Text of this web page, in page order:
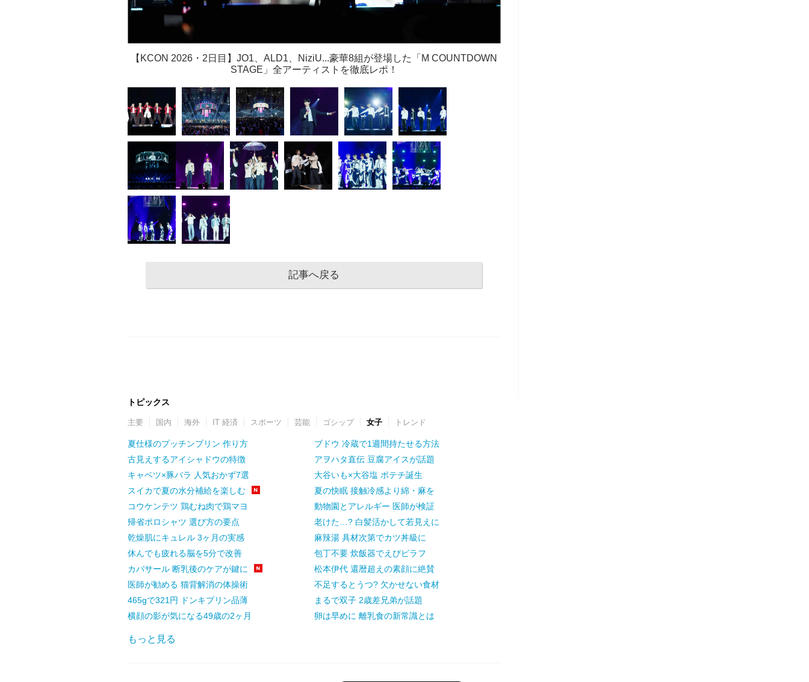
【KCON 2026・2日目】JO1、ALD1、NiziU...豪華8組が登場した「M COUNTDOWN
STAGE」全アーティストを徹底レポ！
記事へ戻る
トピックス
主要 国内 海外 IT 経済 スポーツ 芸能 ゴシップ 女子 トレンド
夏仕様のプッチンプリン 作り方
古見えするアイシャドウの特徴
キャベツ×豚バラ 人気おかず7選
スイカで夏の水分補給を楽しむ
コウケンテツ 鶏むね肉で鶏マヨ
帰省ポロシャツ 選び方の要点
乾燥肌にキュレル 3ヶ月の実感
休んでも疲れる脳を5分で改善
カバサール 断乳後のケアが鍵に
医師が勧める 猫背解消の体操術
465gで321円 ドンキプリン品薄
横顔の影が気になる49歳の2ヶ月
ブドウ 冷蔵で1週間持たせる方法
アヲハタ直伝 豆腐アイスが話題
大谷いも×大谷塩 ポテチ誕生
夏の快眠 接触冷感より綿・麻を
動物園とアレルギー 医師が検証
老けた…? 白髪活かして若見えに
麻辣湯 具材次第でカツ丼級に
包丁不要 炊飯器でえびピラフ
松本伊代 還暦超えの素顔に絶賛
不足するとうつ? 欠かせない食材
まるで双子 2歳差兄弟が話題
卵は早めに 離乳食の新常識とは
もっと見る